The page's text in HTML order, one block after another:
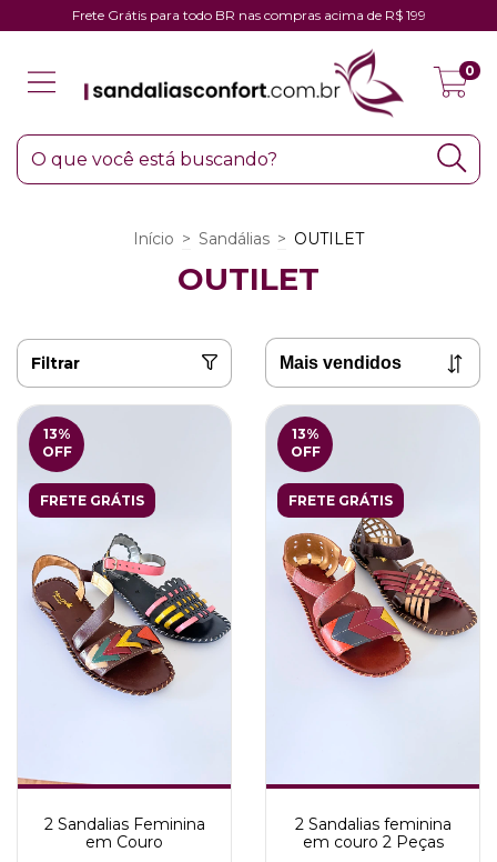
Frete Grátis para todo BR nas compras acima de R$ 199
0
Início > Sandálias > OUTILET
OUTILET
Filtrar
13%
OFF
FRETE GRÁTIS
2 Sandalias Feminina
em Couro
13%
OFF
FRETE GRÁTIS
2 Sandalias feminina
em couro 2 Peças